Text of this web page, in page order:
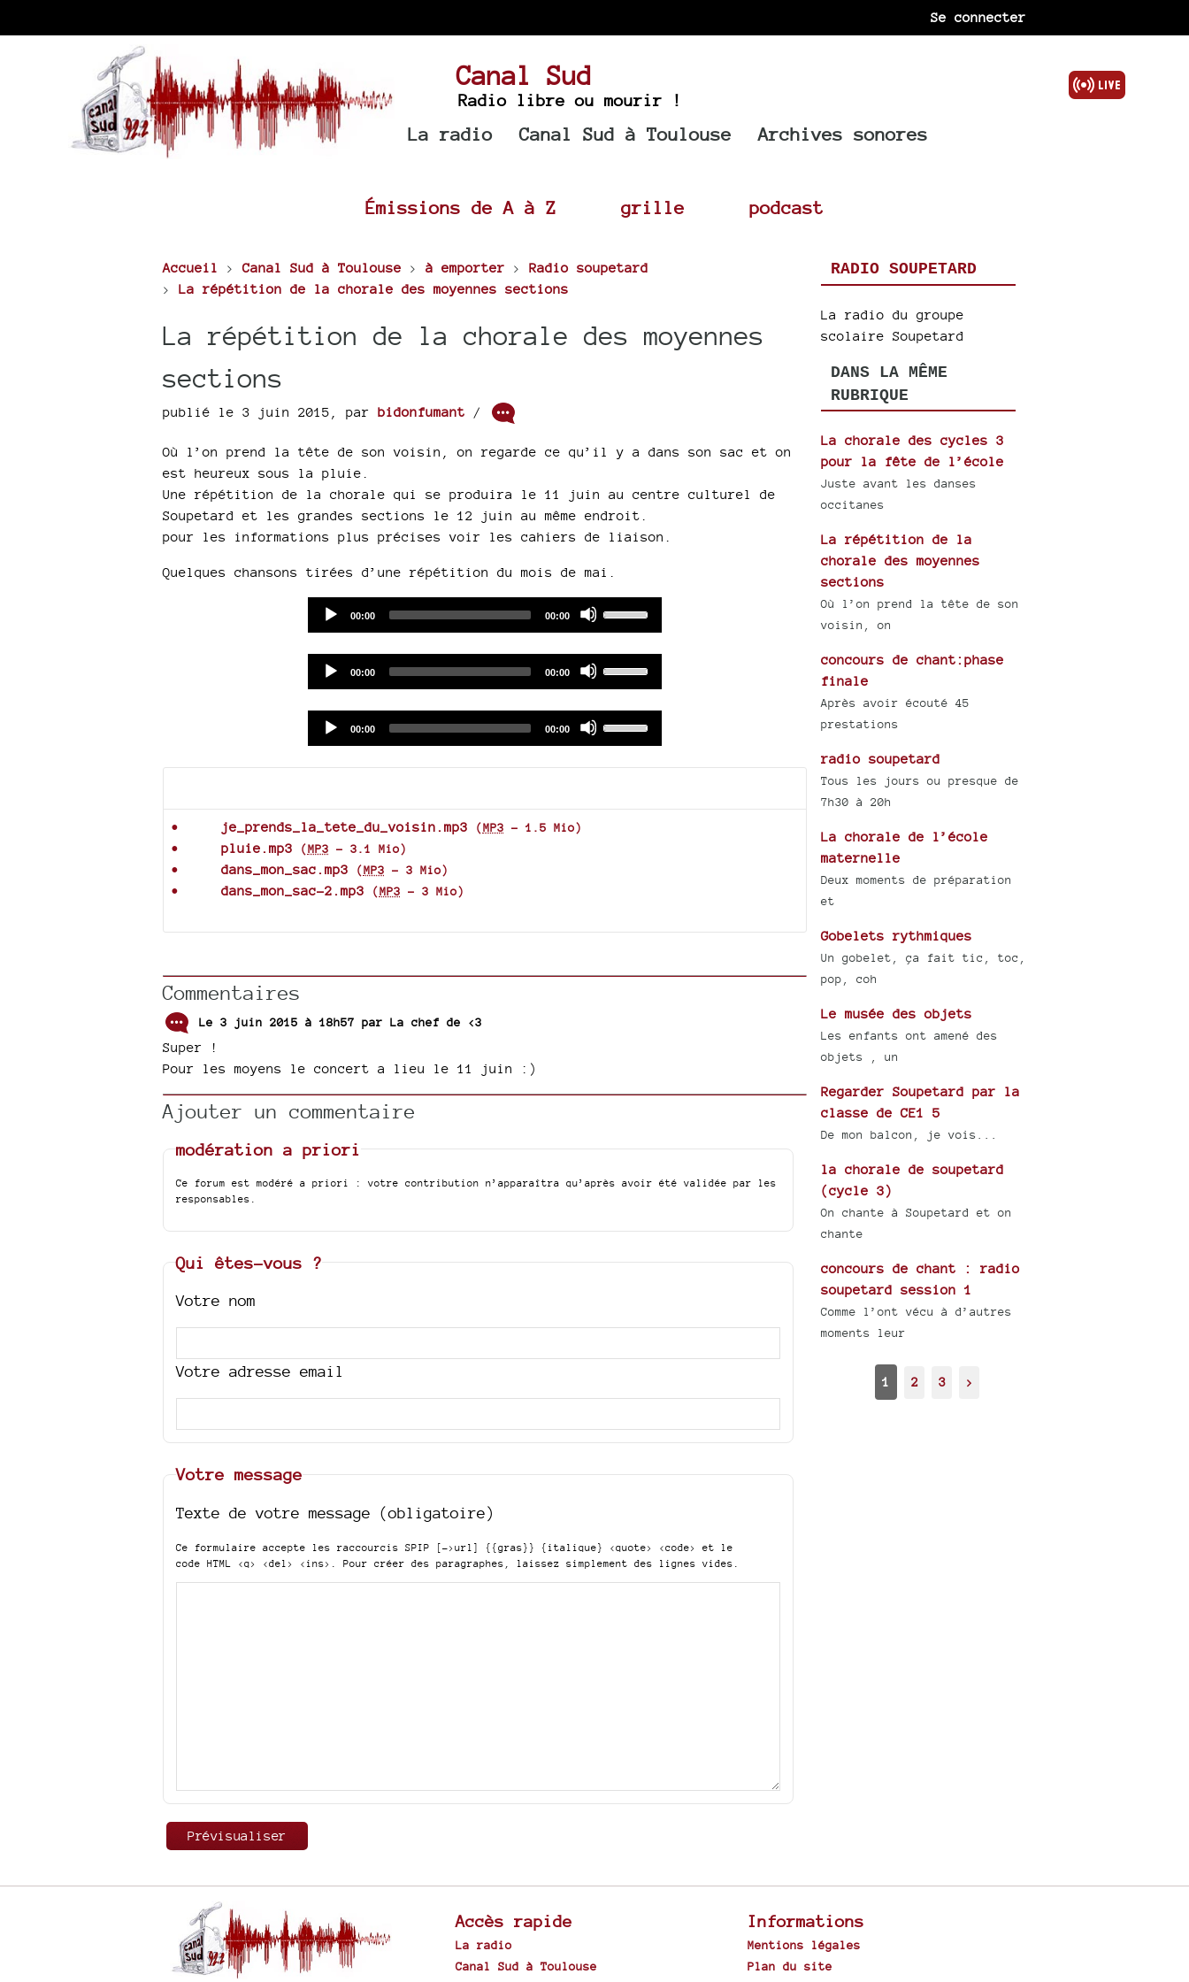
Se connecter
Canal Sud
Radio libre ou mourir !
La radio Canal Sud à Toulouse Archives sonores
Émissions de A à Z grille podcast
Accueil >Canal Sud à Toulouse > à emporter > Radio soupetard
> La répétition de la chorale des moyennes sections
La répétition de la chorale des moyennes
sections
publié le 3 juin 2015 par bidonfumant /
Où l’on prend la tête de son voisin, on regarde ce qu’il y a dans son sac et on
est heureux sous la pluie.
Une répétition de la chorale qui se produira le 11 juin au centre culturel de
Soupetard et les grandes sections le 12 juin au même endroit.
pour les informations plus précises voir les cahiers de liaison.
Quelques chansons tirées d’une répétition du mois de mai.
Current
00:00
Total
00:00
keys
to
increase
or
Current
00:00
Total
00:00
keys
to
increase
decrease
Current
00:00
Total
00:00
je_prends_la_tete_du_voisin.mp3 (MP3 - 1.5 Mio)
pluie.mp3 (MP3 - 3.1 Mio)
dans_mon_sac.mp3 (MP3 - 3 Mio)
dans_mon_sac-2.mp3 (MP3 - 3 Mio)
Commentaires
Le 3 juin 2015 à 18h57 par La chef de <3
Super !
Pour les moyens le concert a lieu le 11 juin :)
Ajouter un commentaire
modération a priori
Ce forum est modéré a priori : votre contribution n’apparaîtra qu’après avoir été validée par les
responsables.
Qui êtes-vous ?
Votre nom
Votre adresse email
Votre message
Texte de votre message (obligatoire)
Ce formulaire accepte les raccourcis SPIP [->url] {{gras}} {italique} <quote> <code>
et le
code HTML <q> <del> <ins> . Pour créer des paragraphes, laissez simplement des lignes vides.
RADIO SOUPETARD
La radio du groupe
scolaire Soupetard
DANS LA MÊME
RUBRIQUE
La chorale des cycles 3
pour la fête de l’école
Juste avant les danses
occitanes
La répétition de la
chorale des moyennes
sections
Où l’on prend la tête de son
voisin, on
concours de chant:phase
finale
Après avoir écouté 45
prestations
radio soupetard
Tous les jours ou presque de
7h30 à 20h
La chorale de l’école
maternelle
Deux moments de préparation
et
Gobelets rythmiques
Un gobelet, ça fait tic, toc,
pop, coh
Le musée des objets
Les enfants ont amené des
objets , un
Regarder Soupetard par la
classe de CE1 5
De mon balcon, je vois...
la chorale de soupetard
(cycle 3)
On chante à Soupetard et on
chante
concours de chant : radio
soupetard session 1
Comme l’ont vécu à d’autres
moments leur
1 2 3 >
Accès rapide
La radio
Canal Sud à Toulouse
Informations
Mentions légales
Plan du site